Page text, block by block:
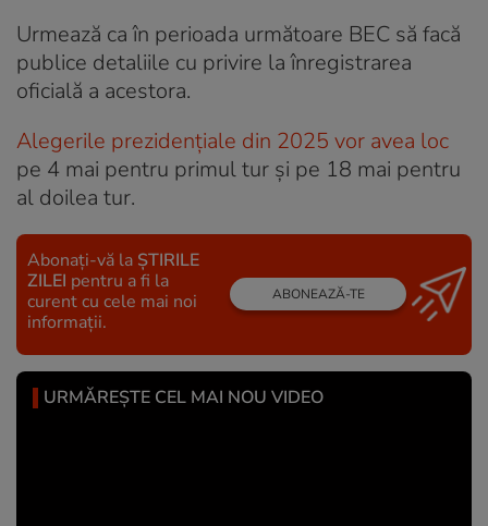
Urmează ca în perioada următoare BEC să facă
publice detaliile cu privire la înregistrarea
oficială a acestora.
Alegerile prezidențiale din 2025 vor avea loc
pe 4 mai pentru primul tur și pe 18 mai pentru
al doilea tur.
Abonați-vă la ȘTIRILE
ZILEI pentru a fi la
curent cu cele mai noi
informații.
ABONEAZĂ-TE
URMĂREȘTE CEL MAI NOU VIDEO